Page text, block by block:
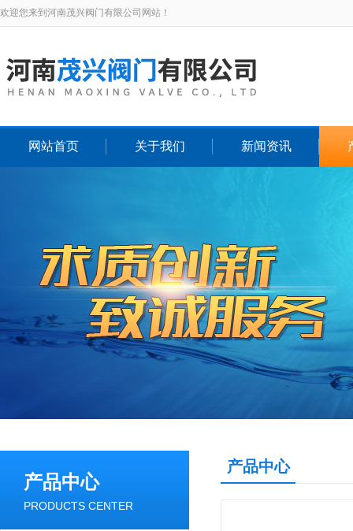
欢迎您来到河南茂兴阀门有限公司网站！
网站首页 关于我们 新闻资讯
产品中心
PRODUCTS CENTER
产品中心